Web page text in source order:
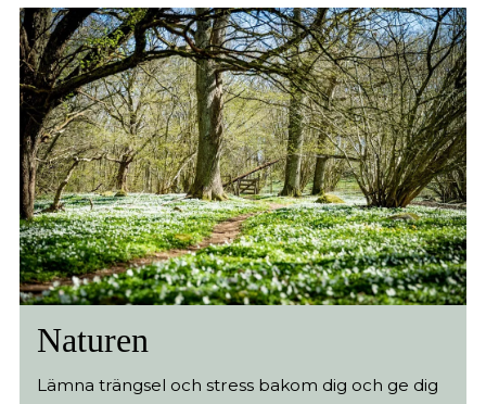
Naturen
Lämna trängsel och stress bakom dig och ge dig